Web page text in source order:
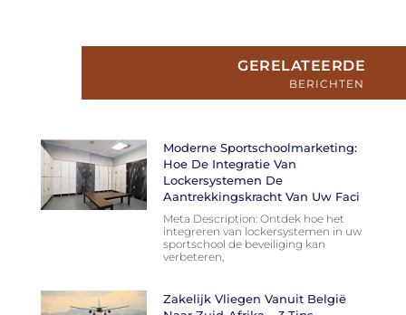
GERELATEERDE
BERICHTEN
Moderne Sportschoolmarketing:
Hoe De Integratie Van
Lockersystemen De
Aantrekkingskracht Van Uw Faci
Meta Description: Ontdek hoe het
integreren van lockersystemen in uw
sportschool de beveiliging kan
verbeteren,
Zakelijk Vliegen Vanuit België